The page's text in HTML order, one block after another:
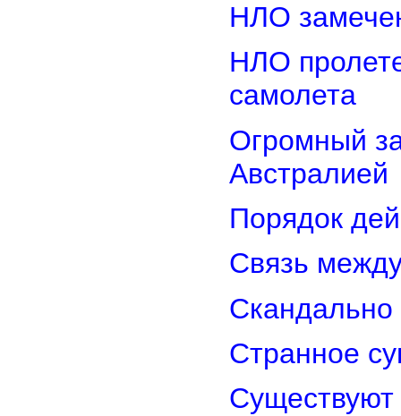
НЛО
НЛО
самолета
Огромный
Австралией
Порядок
Связь
Странное